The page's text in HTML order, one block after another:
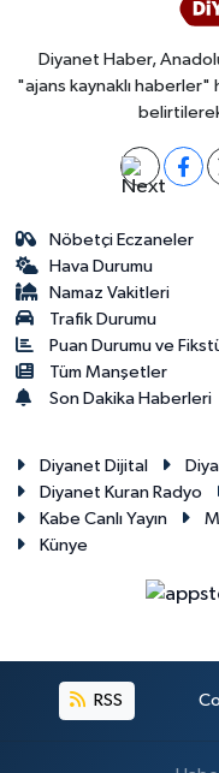
Diyanet Haber,
"ajans kaynaklı haberler"
Nöbetçi Eczaneler
Hava Durumu
Namaz Vakitleri
Trafik Durumu
Puan Durumu ve
Tüm Manşetler
Son Dakika Haberleri
Diyanet Dijital
Diyanet Kuran Radyo
Kabe Canlı Yayın
Künye
RSS